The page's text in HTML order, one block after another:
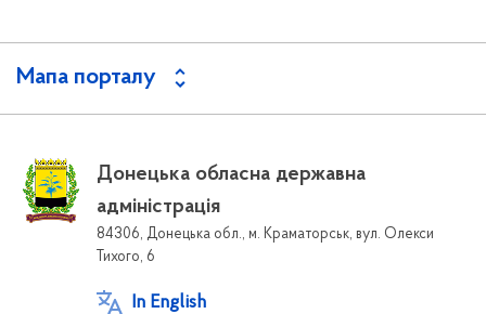
Мапа порталу
Донецька обласна державна
адміністрація
84306, Донецька обл., м. Краматорськ, вул. Олекси
Тихого, 6
In English